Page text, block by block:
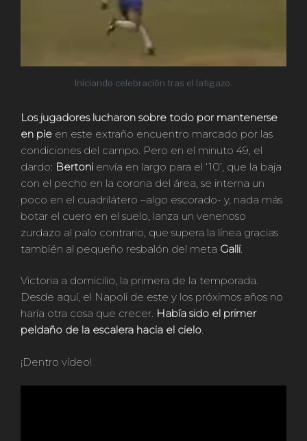
Iniciando celebración tras el latigazo.
Los jugadores lucharon sobre todo por mantenerse
en pie en este extraño encuentro marcado por las
condiciones del campo. Pero en el minuto 49, el
dardo: Bertoni envía en largo para el ‘10’, que la baja
con el pecho en la corona del área, se interna un
poco en el cuadrilátero –algo escorado- y, nada más
botar el cuero en el suelo, lanza un venenoso
zurdazo al palo contrario, que supera la línea gracias
también al pequeño resbalón del meta Galli
Victoria a domicilio, la primera de la temporada.
Desde aquí, el Napoli de este y los próximos años no
haría otra cosa que crecer. Había sido el primer
peldaño de la escalera hacia el cielo.
¡Dentro vídeo!